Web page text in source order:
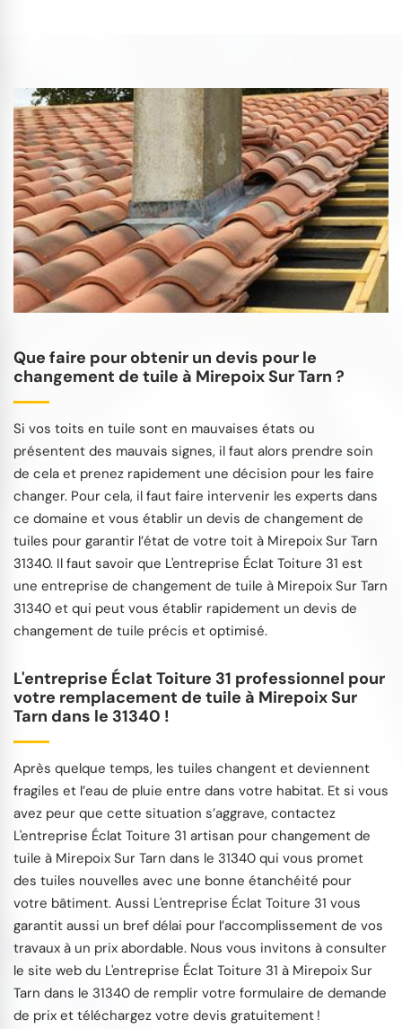
Que faire pour obtenir un devis pour le
changement de tuile à Mirepoix Sur Tarn ?
Si vos toits en tuile sont en mauvaises états ou
présentent des mauvais signes, il faut alors prendre soin
de cela et prenez rapidement une décision pour les faire
changer. Pour cela, il faut faire intervenir les experts dans
ce domaine et vous établir un devis de changement de
tuiles pour garantir l’état de votre toit à Mirepoix Sur Tarn
31340. Il faut savoir que L'entreprise Éclat Toiture 31 est
une entreprise de changement de tuile à Mirepoix Sur Tarn
31340 et qui peut vous établir rapidement un devis de
changement de tuile précis et optimisé.
L'entreprise Éclat Toiture 31 professionnel pour
votre remplacement de tuile à Mirepoix Sur
Tarn dans le 31340 !
Après quelque temps, les tuiles changent et deviennent
fragiles et l’eau de pluie entre dans votre habitat. Et si vous
avez peur que cette situation s’aggrave, contactez
L'entreprise Éclat Toiture 31 artisan pour changement de
tuile à Mirepoix Sur Tarn dans le 31340 qui vous promet
des tuiles nouvelles avec une bonne étanchéité pour
votre bâtiment. Aussi L'entreprise Éclat Toiture 31 vous
garantit aussi un bref délai pour l’accomplissement de vos
travaux à un prix abordable. Nous vous invitons à consulter
le site web du L'entreprise Éclat Toiture 31 à Mirepoix Sur
Tarn dans le 31340 de remplir votre formulaire de demande
de prix et téléchargez votre devis gratuitement !